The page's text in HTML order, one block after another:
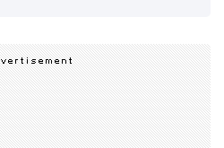
ยกระดับโอกาสทางการศึกษาขอ
ร้างเครือข่ายความร่วมมือกับมห